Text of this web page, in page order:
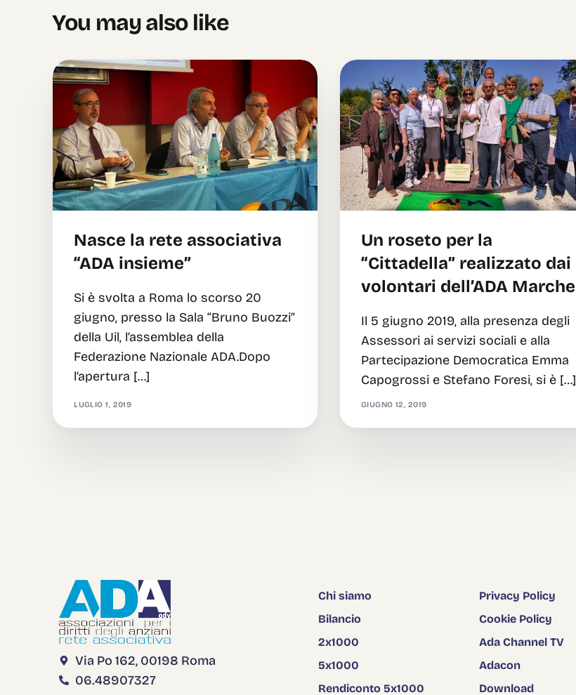
You may also like
Nasce la rete associativa
“ADA insieme”
Si è svolta a Roma lo scorso 20
giugno, presso la Sala “Bruno Buozzi”
della Uil, l’assemblea della
Federazione Nazionale ADA.Dopo
l’apertura […]
LUGLIO 1, 2019
Un roseto per la
“Cittadella” realizzato dai
volontari dell’ADA Marche
Il 5 giugno 2019, alla presenza degli
Assessori ai servizi sociali e alla
Partecipazione Democratica Emma
Capogrossi e Stefano Foresi, si è […]
GIUGNO 12, 2019
Via Po 162, 00198 Roma
06.48907327
Chi siamo
Bilancio
2x1000
5x1000
Rendiconto 5x1000
Privacy Policy
Cookie Policy
Ada Channel TV
Adacon
Download